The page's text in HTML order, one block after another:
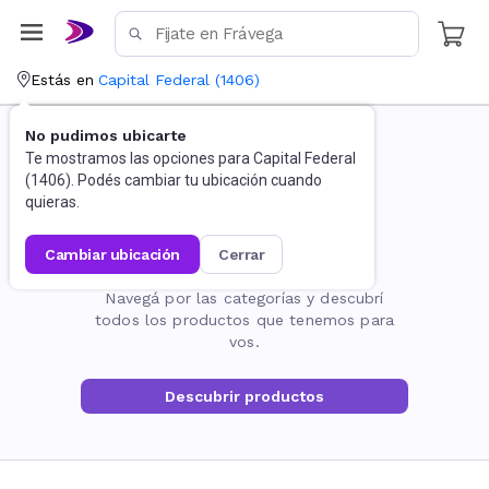
Estás en Capital Federal (1406)
No pudimos ubicarte
Te mostramos las opciones para Capital Federal
(1406). Podés cambiar tu ubicación cuando
quieras.
cambiar ubicación cerrar
La página no existe
Navegá por las categorías y descubrí
todos los productos que tenemos para
vos.
Descubrir productos